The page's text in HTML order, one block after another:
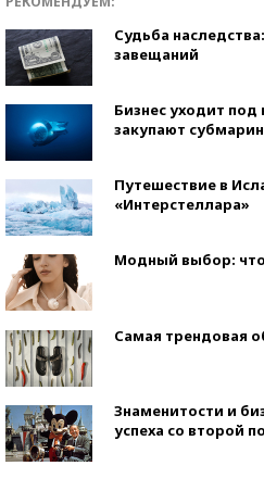
Судьба
завещаний
Бизнес уходит под
закупают
Путешествие в
«Интерстеллара»
Модный выбор: что
Самая трендовая
Знаменитости и
успеха со второй